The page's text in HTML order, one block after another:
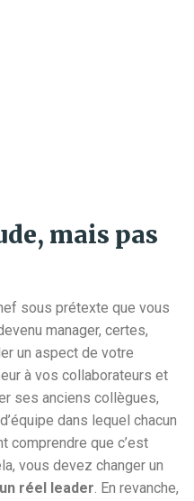
mais pas
sous prétexte que vous
manager, certes,
un aspect de votre
à vos collaborateurs et
ses anciens collègues,
dans lequel chacun
comprendre que c’est
vous devez changer un
réel leader. En revanche,